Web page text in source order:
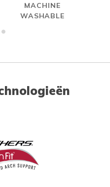
MACHINE
WASHABLE